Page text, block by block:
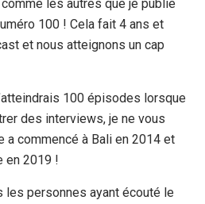
les autres que je publie
100 ! Cela fait 4 ans et
et nous atteignons un cap
100 épisodes lorsque
des interviews, je ne vous
a commencé à Bali en 2014 et
en 2019 !
les personnes ayant écouté le